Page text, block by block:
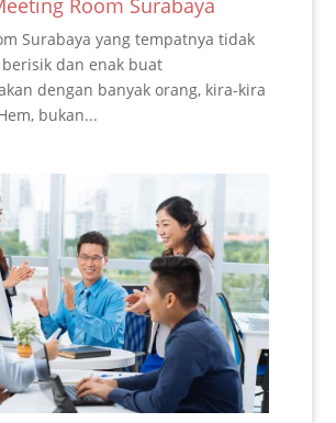
Room Surabaya
Surabaya yang tempatnya tidak
dan enak buat
dengan banyak orang, kira-kira
bukan...